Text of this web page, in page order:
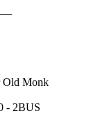
Old Monk
- 2BUS